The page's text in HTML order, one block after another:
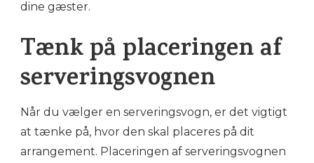
dine gæster.
Tænk på placeringen af
serveringsvognen
Når du vælger en serveringsvogn, er det vigtigt
at tænke på, hvor den skal placeres på dit
arrangement. Placeringen af serveringsvognen